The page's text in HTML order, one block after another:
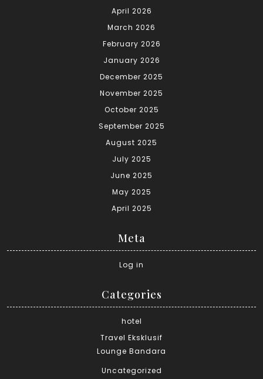
April 2026
March 2026
February 2026
January 2026
December 2025
November 2025
October 2025
September 2025
August 2025
July 2025
June 2025
May 2025
April 2025
Meta
Log in
Categories
hotel
Travel Eksklusif
Lounge Bandara
Uncategorized